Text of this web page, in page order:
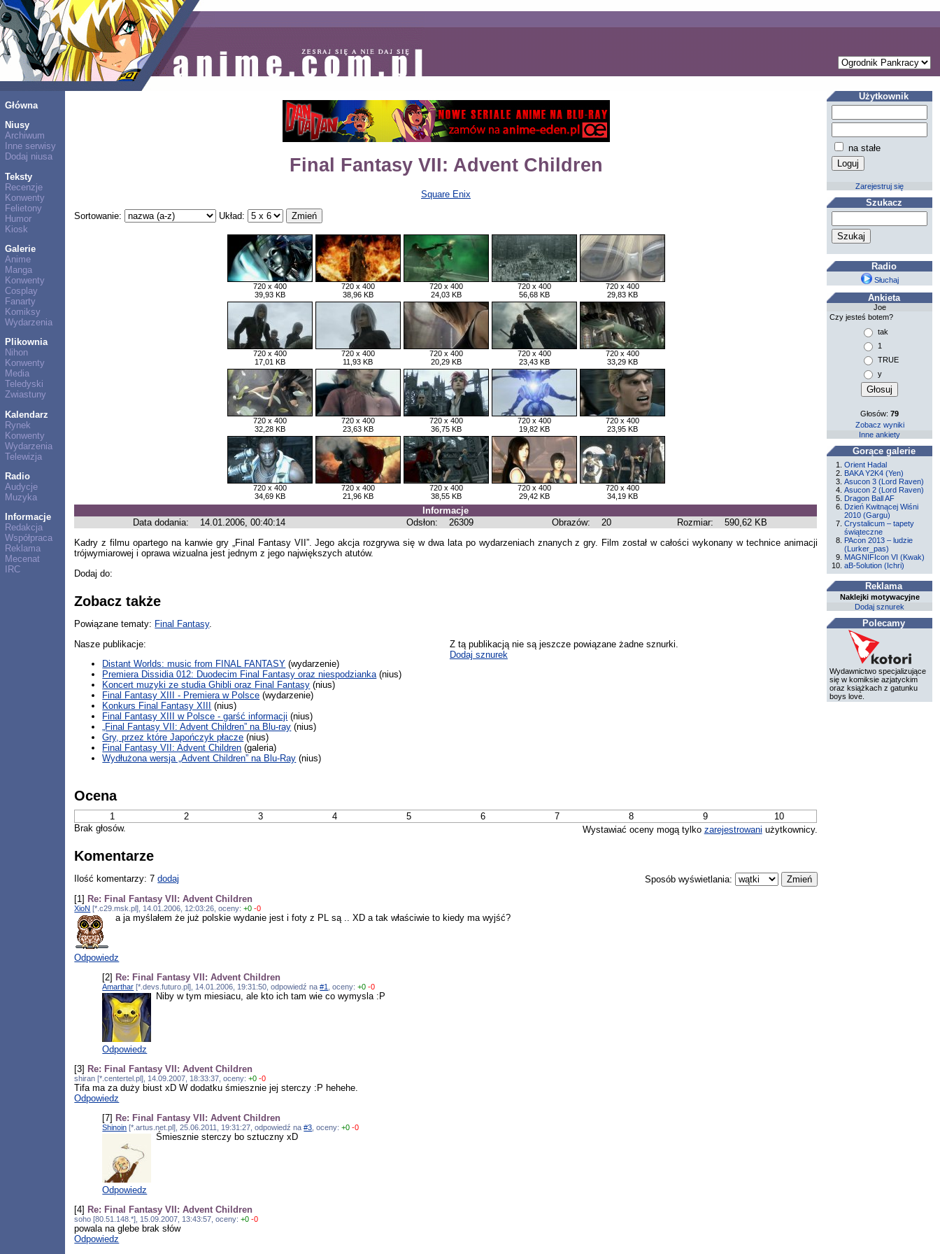
Główna
Niusy
Archiwum
Inne serwisy
Dodaj niusa
Teksty
Recenzje
Konwenty
Felietony
Humor
Kiosk
Galerie
Anime
Manga
Konwenty
Cosplay
Fanarty
Komiksy
Wydarzenia
Plikownia
Nihon
Konwenty
Media
Teledyski
Zwiastuny
Kalendarz
Rynek
Konwenty
Wydarzenia
Telewizja
Radio
Audycje
Muzyka
Informacje
Redakcja
Współpraca
Reklama
Mecenat
IRC
Final Fantasy VII: Advent Children
Square Enix
Sortowanie: Układ:
720 x 400
39,93 KB
720 x 400
38,96 KB
720 x 400
24,03 KB
720 x 400
56,68 KB
720 x 400
29,83 KB
720 x 400
17,01 KB
720 x 400
11,93 KB
720 x 400
20,29 KB
720 x 400
23,43 KB
720 x 400
33,29 KB
720 x 400
32,28 KB
720 x 400
23,63 KB
720 x 400
36,75 KB
720 x 400
19,82 KB
720 x 400
23,95 KB
720 x 400
34,69 KB
720 x 400
21,96 KB
720 x 400
38,55 KB
720 x 400
29,42 KB
720 x 400
34,19 KB
Informacje
Data dodania:
14.01.2006, 00:40:14 Odsłon: 26309 Obrazów: 20 Rozmiar:
590,62 KB
Kadry z filmu opartego na kanwie gry „Final Fantasy VII”. Jego akcja rozgrywa się w dwa lata po wydarzeniach znanych z gry. Film został w całości wykonany w technice animacji
trójwymiarowej i oprawa wizualna jest jednym z jego największych atutów.
Dodaj do:
Zobacz także
Powiązane tematy: Final Fantasy.
Nasze publikacje:
Distant Worlds: music from FINAL FANTASY (wydarzenie)
Premiera Dissidia 012: Duodecim Final Fantasy oraz niespodzianka(nius)
Koncert muzyki ze studia Ghibli oraz Final Fantasy (nius)
Final Fantasy XIII - Premiera w Polsce (wydarzenie)
Konkurs Final Fantasy XIII
(nius)
Final Fantasy XIII w Polsce - garść informacji (nius)
„Final Fantasy VII: Advent Children” na Blu-ray (nius)
Gry, przez które Japończyk płacze (nius)
Final Fantasy VII: Advent Children (galeria)
Wydłużona wersja „Advent Children” na Blu-Ray (nius)
Z tą publikacją nie są jeszcze powiązane żadne sznurki.
Dodaj sznurek
Ocena
1 2 3 4 5 6 7 8 9
10
Wystawiać oceny mogą tylko zarejestrowani użytkownicy.
Brak głosów.
Komentarze
Sposób wyświetlania:
Ilość komentarzy: 7dodaj
[1] Re: Final Fantasy VII: Advent Children
XioN [*.c29.msk.pl], 14.01.2006, 12:03:26, oceny:+0 -0
a ja myślałem że już polskie wydanie jest i foty z PL są .. XD a tak właściwie to kiedy ma wyjść?
Odpowiedz
[2] Re: Final Fantasy VII: Advent Children
Amarthar [*.devs.futuro.pl], 14.01.2006, 19:31:50, odpowiedź na#1 , oceny:+0 -0
Niby w tym miesiacu, ale kto ich tam wie co wymysla :P
Odpowiedz
[3] Re: Final Fantasy VII: Advent Children
shiran [*.centertel.pl], 14.09.2007, 18:33:37, oceny:+0 -0
Tifa ma za duży biust xD W dodatku śmiesznie jej sterczy :P hehehe.
Odpowiedz
[7] Re: Final Fantasy VII: Advent Children
Shinoin [*.artus.net.pl], 25.06.2011, 19:31:27, odpowiedź na#3 , oceny:+0 -0
Śmiesznie sterczy bo sztuczny xD
Odpowiedz
[4] Re: Final Fantasy VII: Advent Children
soho [80.51.148.*], 15.09.2007, 13:43:57, oceny:+0 -0
powala na glebe brak słów
Odpowiedz
Użytkownik
na stałe
Zarejestruj się
Szukacz
Radio
Słuchaj
Ankieta
Joe
Czy jesteś botem?
tak
1
TRUE
y
Głosów:79
Zobacz wyniki
Inne ankiety
Gorące galerie
Orient Hadal
BAKA Y2K4 (Yen)
Asucon 3 (Lord Raven)
Asucon 2 (Lord Raven)
Dragon Ball AF
Dzień Kwitnącej Wiśni
2010 (Gargu)
Crystalicum – tapety
świąteczne
PAcon 2013 – ludzie
(Lurker_pas)
MAGNIFIcon VI (Kwak)
aB-5olution (Ichri)
Reklama
Naklejki motywacyjne
Dodaj sznurek
Polecamy
Wydawnictwo specjalizujące
się w komiksie azjatyckim
oraz książkach z gatunku
boys love.